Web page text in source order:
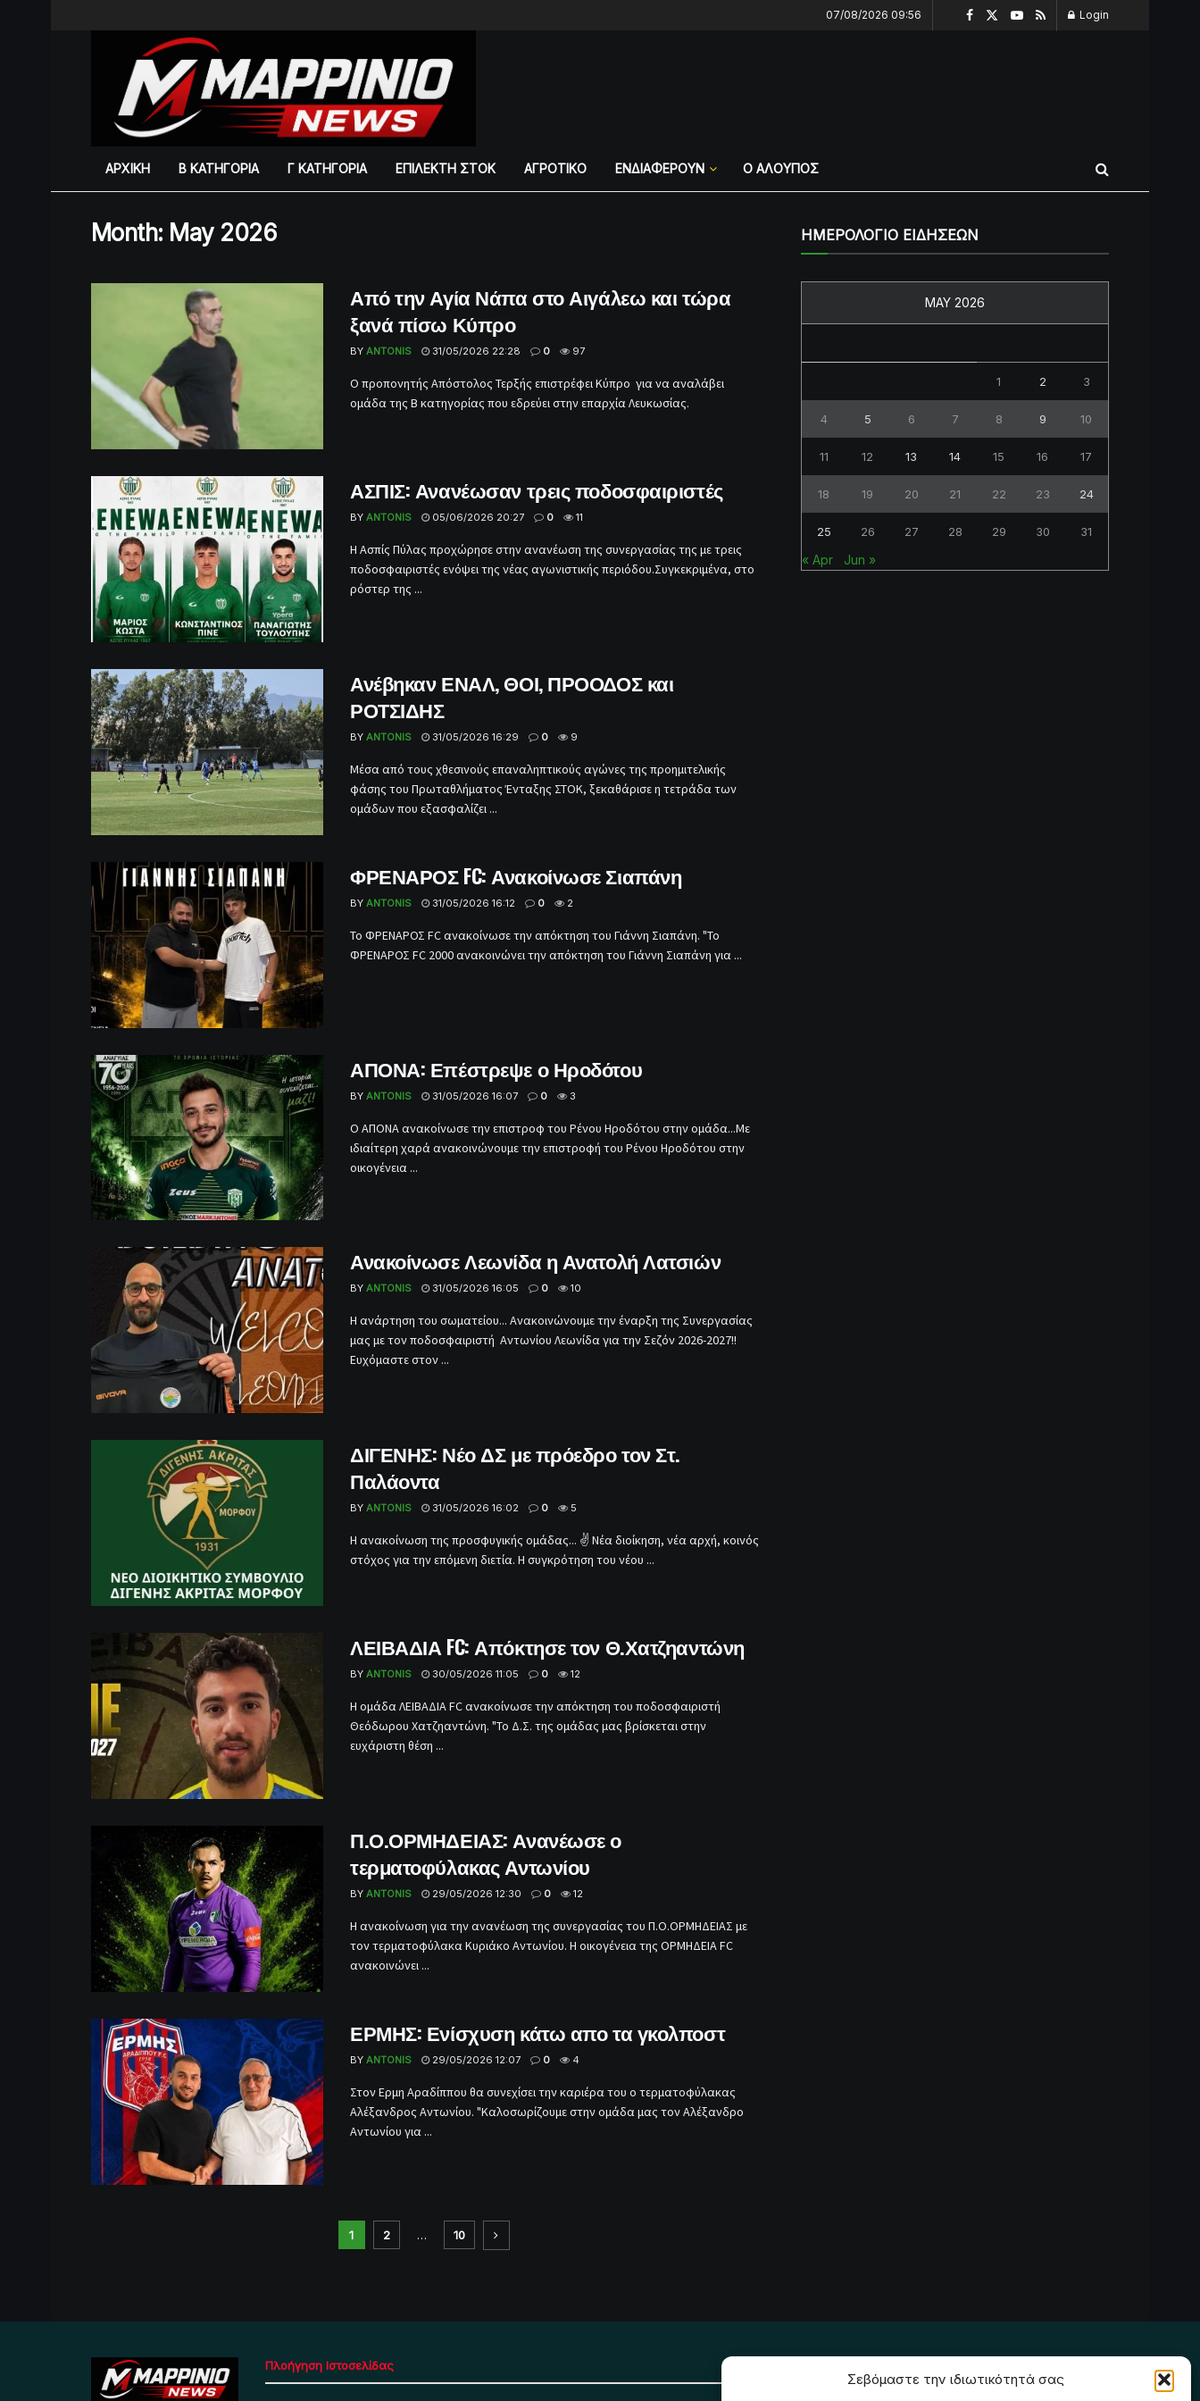
Σεβόμαστε την ιδιωτικότητά σας
07/08/2026 09:56 Login
ΑΡΧΙΚΗ Β ΚΑΤΗΓΟΡΙΑ Γ ΚΑΤΗΓΟΡΙΑ ΕΠΙΛΕΚΤΗ ΣΤΟΚ ΑΓΡΟΤΙΚΟ ΕΝΔΙΑΦΕΡΟΥΝ Ο ΑΛΟΥΠΟΣ
Month: May 2026
Από την Αγία Νάπα στο Αιγάλεω και τώρα
ξανά πίσω Κύπρο
BY ANTONIS 31/05/2026 22:28 0 97
Ο προπονητής Απόστολος Τερξής επιστρέφει Κύπρο για να αναλάβει
ομάδα της Β κατηγορίας που εδρεύει στην επαρχία Λευκωσίας.
ΑΣΠΙΣ: Ανανέωσαν τρεις ποδοσφαιριστές
BY ANTONIS 05/06/2026 20:27 0 11
Η Ασπίς Πύλας προχώρησε στην ανανέωση της συνεργασίας της με τρεις
ποδοσφαιριστές ενόψει της νέας αγωνιστικής περιόδου.Συγκεκριμένα, στο
ρόστερ της ...
Ανέβηκαν ΕΝΑΛ, ΘΟΙ, ΠΡΟΟΔΟΣ και
ΡΟΤΣΙΔΗΣ
BY ANTONIS 31/05/2026 16:29 0 9
Μέσα από τους χθεσινούς επαναληπτικούς αγώνες της προημιτελικής
φάσης του Πρωταθλήματος Ένταξης ΣΤΟΚ, ξεκαθάρισε η τετράδα των
ομάδων που εξασφαλίζει ...
ΦΡΕΝΑΡΟΣ FC: Ανακοίνωσε Σιαπάνη
BY ANTONIS 31/05/2026 16:12 0 2
Το ΦΡΕΝΑΡΟΣ FC ανακοίνωσε την απόκτηση του Γιάννη Σιαπάνη. "Το
ΦΡΕΝΑΡΟΣ FC 2000 ανακοινώνει την απόκτηση του Γιάννη Σιαπάνη για ...
ΑΠΟΝΑ: Επέστρεψε ο Ηροδότου
BY ANTONIS 31/05/2026 16:07 0 3
Ο ΑΠΟΝΑ ανακοίνωσε την επιστροφ του Ρένου Ηροδότου στην ομάδα...Με
ιδιαίτερη χαρά ανακοινώνουμε την επιστροφή του Ρένου Ηροδότου στην
οικογένεια ...
Ανακοίνωσε Λεωνίδα η Ανατολή Λατσιών
BY ANTONIS 31/05/2026 16:05 0 10
Η ανάρτηση του σωματείου... Ανακοινώνουμε την έναρξη της Συνεργασίας
μας με τον ποδοσφαιριστή Αντωνίου Λεωνίδα για την Σεζόν 2026-2027!!
Ευχόμαστε στον ...
ΔΙΓΕΝΗΣ: Νέο ΔΣ με πρόεδρο τον Στ.
Παλάοντα
BY ANTONIS 31/05/2026 16:02 0 5
Η ανακοίνωση της προσφυγικής ομάδας... ✌️ Νέα διοίκηση, νέα αρχή, κοινός
στόχος για την επόμενη διετία. Η συγκρότηση του νέου ...
ΛΕΙΒΑΔΙΑ FC: Απόκτησε τον Θ.Χατζηαντώνη
BY ANTONIS 30/05/2026 11:05 0 12
Η ομάδα ΛΕΙΒΑΔΙΑ FC ανακοίνωσε την απόκτηση του ποδοσφαιριστή
Θεόδωρου Χατζηαντώνη. "Το Δ.Σ. της ομάδας μας βρίσκεται στην
ευχάριστη θέση ...
Π.Ο.ΟΡΜΗΔΕΙΑΣ: Ανανέωσε ο
τερματοφύλακας Αντωνίου
BY ANTONIS 29/05/2026 12:30 0 12
Η ανακοίνωση για την ανανέωση της συνεργασίας του Π.Ο.ΟΡΜΗΔΕΙΑΣ με
τον τερματοφύλακα Κυριάκο Αντωνίου. Η οικογένεια της ΟΡΜΗΔΕΙΑ FC
ανακοινώνει ...
ΕΡΜΗΣ: Ενίσχυση κάτω απο τα γκολποστ
BY ANTONIS 29/05/2026 12:07 0 4
Στον Ερμη Αραδίππου θα συνεχίσει την καριέρα του ο τερματοφύλακας
Αλέξανδρος Αντωνίου. "Καλοσωρίζουμε στην ομάδα μας τον Αλέξανδρο
Αντωνίου για ...
1 2 … 10
ΗΜΕΡΟΛΟΓΙΟ ΕΙΔΗΣΕΩΝ
MAY 2026
1 2 3
4 5 6 7 8 9 10
11 12 13 14 15 16 17
18 19 20 21 22 23 24
25 26 27 28 29 30 31
« Apr Jun »
Πλοήγηση Ιστοσελίδας